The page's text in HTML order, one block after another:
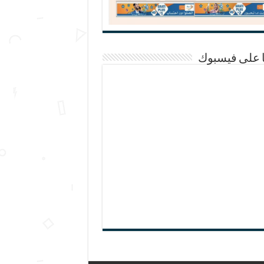
على فيسبوك